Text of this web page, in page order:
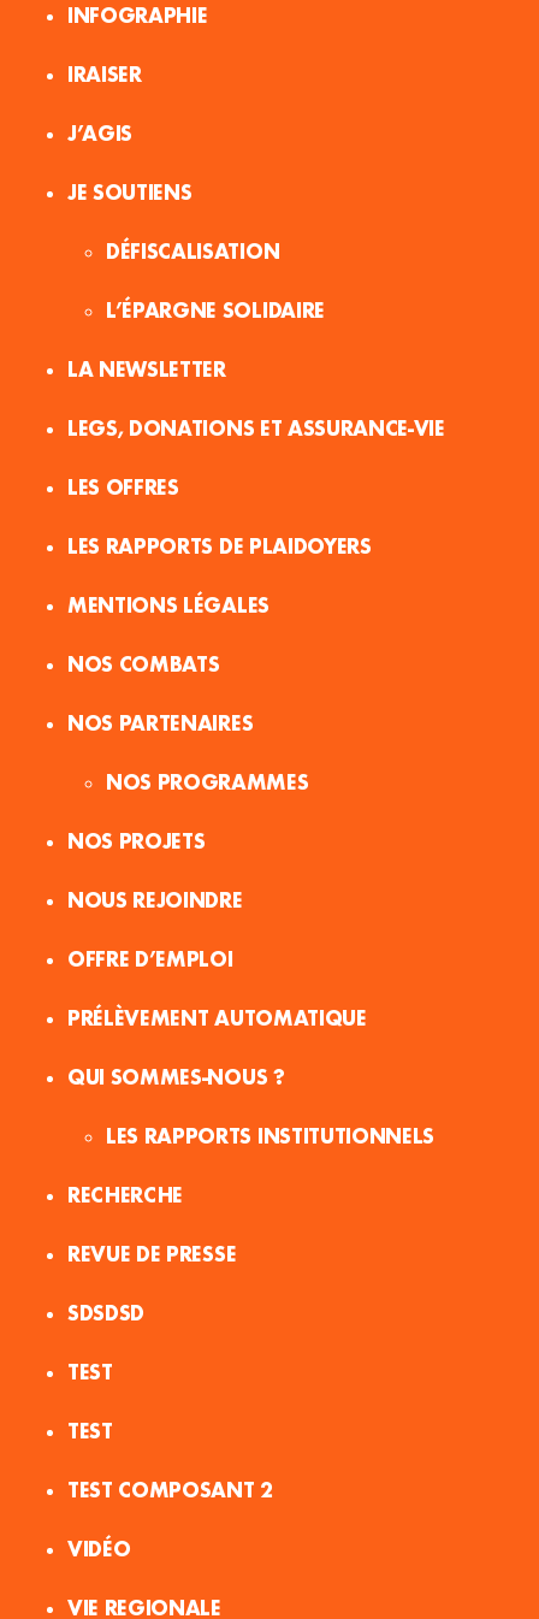
INFOGRAPHIE
IRAISER
J’AGIS
JE SOUTIENS
DÉFISCALISATION
L’ÉPARGNE SOLIDAIRE
LA NEWSLETTER
LEGS, DONATIONS ET ASSURANCE-VIE
LES OFFRES
LES RAPPORTS DE PLAIDOYERS
MENTIONS LÉGALES
NOS COMBATS
NOS PARTENAIRES
NOS PROGRAMMES
NOS PROJETS
NOUS REJOINDRE
OFFRE D’EMPLOI
PRÉLÈVEMENT AUTOMATIQUE
QUI SOMMES-NOUS ?
LES RAPPORTS INSTITUTIONNELS
RECHERCHE
REVUE DE PRESSE
SDSDSD
TEST
TEST
TEST COMPOSANT 2
VIDÉO
VIE REGIONALE